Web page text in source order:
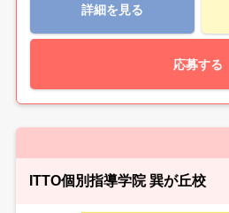
詳細を見る
応募する
ITTO個別指導学院 巽が丘校